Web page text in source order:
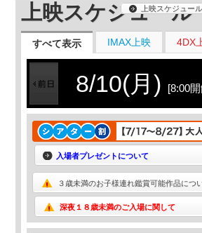
上映スケジュール
すべて表示 IMAX上映 4DX
上映スケジュー
8/10(月) [8:00
入場者プレゼントについて
３歳未満のお子様連れ鑑賞可能作品につ
深夜１８歳未満のご入場に関して